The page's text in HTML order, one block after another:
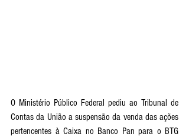
O Ministério Público Federal pediu ao Tribunal de
Contas da União a suspensão da venda das ações
pertencentes à Caixa no Banco Pan para o BTG